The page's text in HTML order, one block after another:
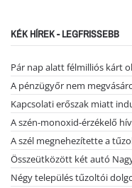
KÉK HÍREK - LEGFRISSEBB
Pár nap alatt félmilliós kárt
A pénzügyőr nem
Kapcsolati erőszak miatt
A szén-monoxid-érzékelő
A szél megnehezítette a
Összeütközött két autó
Négy település tűzoltói